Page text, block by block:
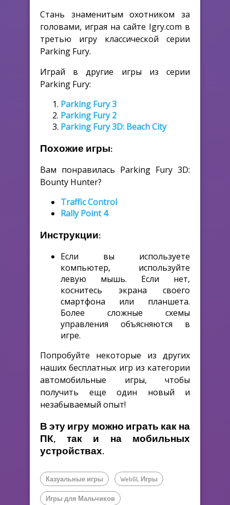
Стань знаменитым охотником за
головами, играя на сайте Igry.com в
третью игру классической серии
Parking Fury.
Играй в другие игры из серии
Parking Fury:
Parking Fury 3
Parking Fury 2
Parking Fury 3D: Beach City
Похожие игры:
Вам понравилась Parking Fury 3D:
Bounty Hunter?
Traffic Control
Rally Point 4
Инструкции:
Если вы используете
компьютер, используйте
левую мышь. Если нет,
коснитесь экрана своего
смартфона или планшета.
Более сложные схемы
управления объясняются в
игре.
Попробуйте некоторые из других
наших бесплатных игр из категории
автомобильные игры, чтобы
получить еще один новый и
незабываемый опыт!
В эту игру можно играть как на
ПК, так и на мобильных
устройствах.
Казуальные игры WebGL Игры
Игры для Мальчиков